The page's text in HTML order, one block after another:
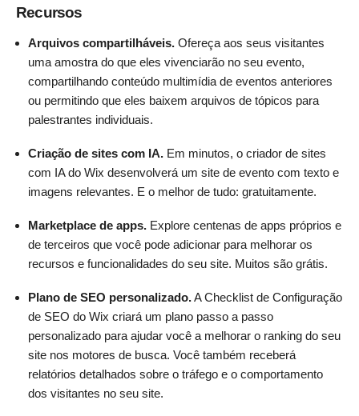
Recursos
Arquivos compartilháveis. Ofereça aos seus visitantes
uma amostra do que eles vivenciarão no seu evento,
compartilhando conteúdo multimídia de eventos anteriores
ou permitindo que eles baixem arquivos de tópicos para
palestrantes individuais.
Criação de sites com IA. Em minutos, o criador de sites
com IA do Wix desenvolverá um site de evento com texto e
imagens relevantes. E o melhor de tudo: gratuitamente.
Marketplace de apps. Explore centenas de apps próprios e
de terceiros que você pode adicionar para melhorar os
recursos e funcionalidades do seu site. Muitos são grátis.
Plano de SEO personalizado.A Checklist de Configuração
de SEO do Wix criará um plano passo a passo
personalizado para ajudar você a melhorar o ranking do seu
site nos motores de busca. Você também receberá
relatórios detalhados sobre o tráfego e o comportamento
dos visitantes no seu site.